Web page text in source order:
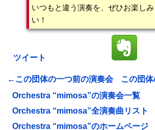
いつもと違う演奏を、ぜひお楽しみ
い！
ツイート
←この団体の一つ前の演奏会
この団
Orchestra “mimosa”の演奏会一覧
Orchestra “mimosa”全演奏曲リスト
Orchestra “mimosa”のホームページ